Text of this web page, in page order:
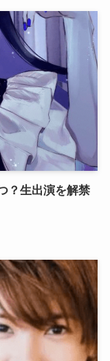
？生出演を解禁